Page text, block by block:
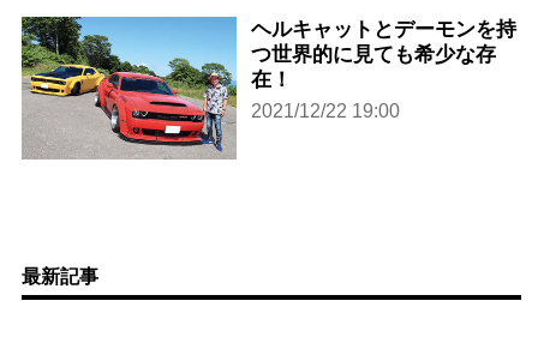
ヘルキャットとデーモンを持
つ世界的に見ても希少な存
在！
2021/12/22 19:00
最新記事